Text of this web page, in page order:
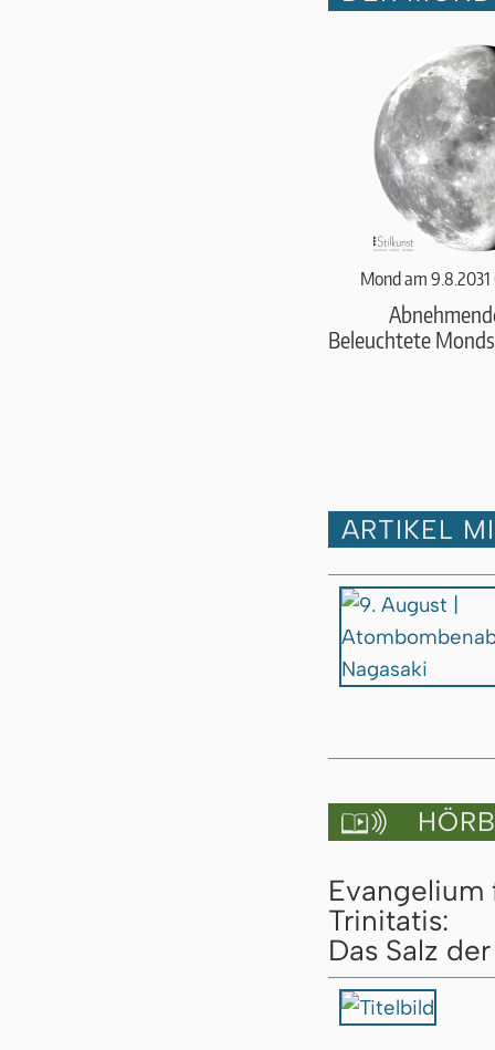
Mond am 9.8.2031
Beleuchtete
ARTIKEL

Trinitatis:
Das Salz